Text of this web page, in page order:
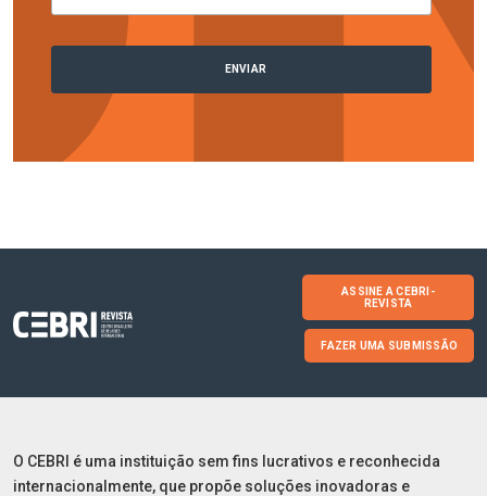
ASSINE A CEBRI-
REVISTA
FAZER UMA SUBMISSÃO
O CEBRI é uma instituição sem fins lucrativos e reconhecida
internacionalmente, que propõe soluções inovadoras e